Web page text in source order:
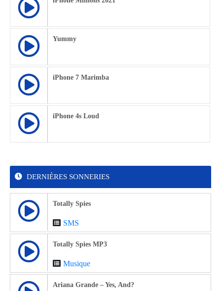
Yummy
iPhone 7 Marimba
iPhone 4s Loud
DERNIÈRES SONNERIES
Totally Spies
SMS
Totally Spies MP3
Musique
Ariana Grande – Yes, And?